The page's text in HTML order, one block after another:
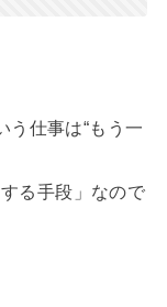
う仕事は“もう一
る手段」なので